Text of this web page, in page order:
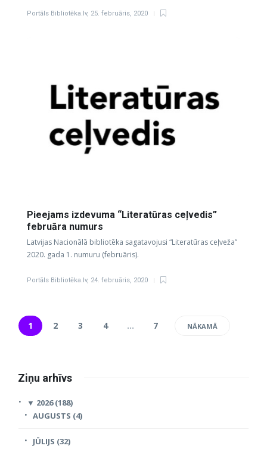
Portāls Bibliotēka.lv, 25. februāris, 2020
Pieejams izdevuma “Literatūras ceļvedis”
februāra numurs
Latvijas Nacionālā bibliotēka sagatavojusi “Literatūras ceļveža”
2020. gada 1. numuru (februāris).
Portāls Bibliotēka.lv, 24. februāris, 2020
1 2 3 4 … 7 NĀKAMĀ
Ziņu arhīvs
▼ 2026 (188)
AUGUSTS (4)
JŪLIJS (32)